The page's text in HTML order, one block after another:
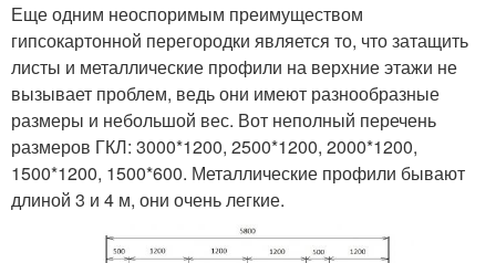
Еще одним неоспоримым преимуществом
гипсокартонной перегородки является то, что затащить
листы и металлические профили на верхние этажи не
вызывает проблем, ведь они имеют разнообразные
размеры и небольшой вес. Вот неполный перечень
размеров ГКЛ: 3000*1200, 2500*1200, 2000*1200,
1500*1200, 1500*600. Металлические профили бывают
длиной 3 и 4 м, они очень легкие.